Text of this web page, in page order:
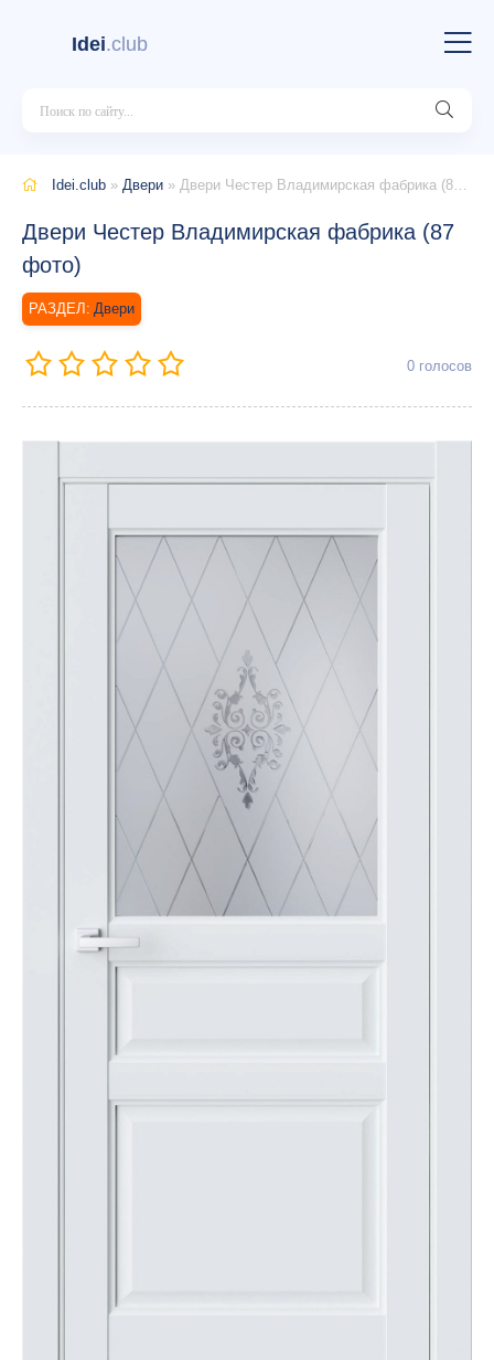
Idei.club
Idei.club » Двери » Двери Честер Владимирская фабрика (87 фото)
Двери Честер Владимирская фабрика (87
фото)
Двери
0 голосов